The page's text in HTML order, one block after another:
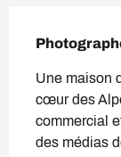
Une maison
cœur des
commercial
des médias